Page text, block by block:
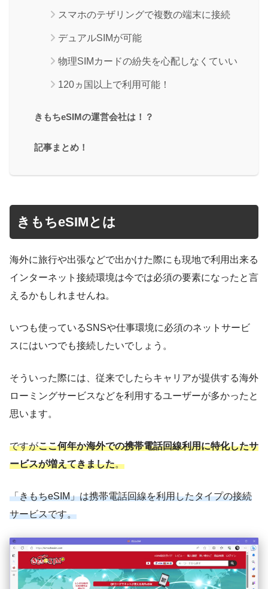
スマホのテザリングで複数の端末に接続
デュアルSIMが可能
物理SIMカードの紛失を心配しなくていい
120ヵ国以上で利用可能！
きもちeSIMの運営会社は！？
記事まとめ！
きもちeSIMとは
海外に旅行や出張などで出かけた際にも現地で利用出来る
インターネット接続環境は今では必須の要素になったと言
えるかもしれませんね。
いつも使っているSNSや仕事環境に必須のネットサービ
スにはいつでも接続したいでしょう。
そういった際には、従来でしたらキャリアが提供する海外
ローミングサービスなどを利用するユーザーが多かったと
思います。
ですがここ何年か海外での携帯電話回線利用に特化したサ
ービスが増えてきました。
「きもちeSIM」は携帯電話回線を利用したタイプの接続
サービスです。